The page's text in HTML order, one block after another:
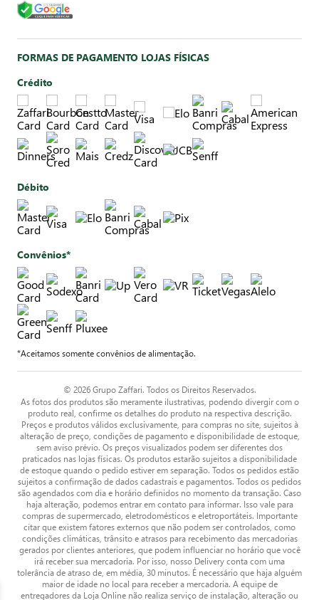
FORMAS DE PAGAMENTO LOJAS FÍSICAS
Crédito
Débito
Convênios*
*Aceitamos somente convênios de alimentação.
© 2026 Grupo Zaffari. Todos os Direitos Reservados.
As fotos dos produtos são meramente ilustrativas, podendo divergir com o
produto real, confirme os detalhes do produto na respectiva descrição.
Preços e produtos válidos exclusivamente, para compras no site, sujeitos à
alteração de preço, condições de pagamento e disponibilidade de estoque,
sem aviso prévio. Os preços visualizados podem ser diferentes dos
praticados nas lojas físicas. Os produtos estarão sujeitos a disponibilidade
de estoque quando o pedido estiver em separação. Todos os pedidos estão
sujeitos a confirmação de dados cadastrais e pagamentos. Todos os pedidos
são agendados com dia e horário definidos no momento da transação. Caso
haja alteração, podemos entrar em contato para informar. Isso vale para
compras de supermercado, eletrodomésticos e eletroportáteis. Importante
citar que existem fatores externos que não podem ser controlados, como
condições climáticas, trânsito e atrasos para recebimento das mercadorias
gerados por clientes anteriores, que podem influenciar no horário que você
irá receber sua mercadoria. Por isso, nosso Delivery conta com uma
tolerância de atraso de, em média, 30 minutos. É necessário que haja alguém
maior de idade no local para receber a mercadoria. A equipe de
entregadores da Loja Online não realiza serviço de instalação, alteração ou